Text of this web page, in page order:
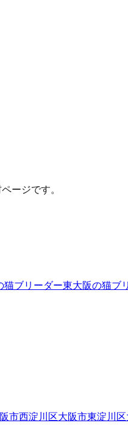
ージです。
猫ブリーダー東大阪の猫ブ
市西淀川区大阪市東淀川区